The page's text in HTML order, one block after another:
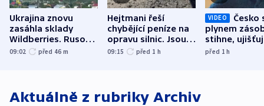
Ukrajina znovu
zasáhla sklady
Wildberries. Rusové
útočili v Charkovské
09:02 před 46 m
Hejtmani řeší
chybějící peníze na
opravu silnic. Jsou
nenárokové, namítá
09:15 před 1 h
VIDEO
Česko
plynem
stihne,
expert.
před 1h
Aktuálně z rubriky Archiv